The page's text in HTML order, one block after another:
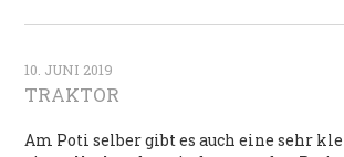
10. JUNI 2019
TRAKTOR
Am Poti selber gibt es auch eine sehr